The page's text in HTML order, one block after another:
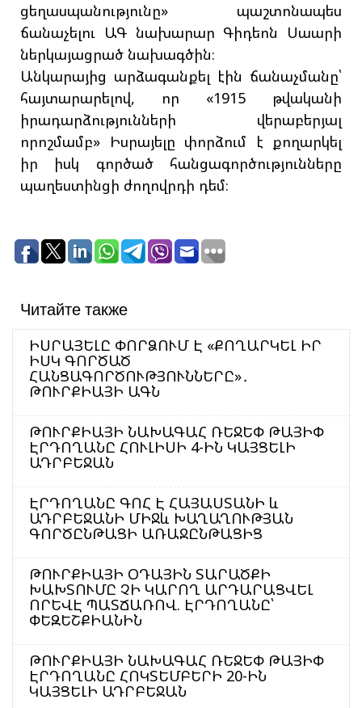
ցեղասպանությունը» պաշտոնապես
ճանաչելու ԱԳ նախարար Գիդեոն Սաարի
ներկայացրած նախագծին։
Անկարայից արձագանքել էին ճանաչմանը՝
հայտարարելով, որ «1915 թվականի
իրադարձությունների վերաբերյալ
որոշմամբ» Իսրայելը փորձում է քողարկել
իր իսկ գործած հանցագործությունները
պաղեստինցի ժողովրդի դեմ։
Читайте также
ԻՍՐԱՅԵԼԸ ՓՈՐՁՈՒՄ Է «ՔՈՂԱՐԿԵԼ ԻՐ
ԻՍԿ ԳՈՐԾԱԾ
ՀԱՆՑԱԳՈՐԾՈՒԹՅՈՒՆՆԵՐԸ»․
ԹՈՒՐՔԻԱՅԻ ԱԳՆ
ԹՈՒՐՔԻԱՅԻ ՆԱԽԱԳԱՀ ՌԵՋԵՓ ԹԱՅԻՓ
ԷՐԴՈՂԱՆԸ ՀՈՒԼԻՍԻ 4-ԻՆ ԿԱՅՑԵԼԻ
ԱԴՐԲԵՋԱՆ
ԷՐԴՈՂԱՆԸ ԳՈՀ Է ՀԱՅԱՍՏԱՆԻ և
ԱԴՐԲԵՋԱՆԻ ՄԻՋև ԽԱՂԱՂՈՒԹՅԱՆ
ԳՈՐԾԸՆԹԱՑԻ ԱՌԱՋԸՆԹԱՑԻՑ
ԹՈՒՐՔԻԱՅԻ ՕԴԱՅԻՆ ՏԱՐԱԾՔԻ
ԽԱԽՏՈՒՄԸ ՉԻ ԿԱՐՈՂ ԱՐԴԱՐԱՑՎԵԼ
ՈՐԵՎԷ ՊԱՏՃԱՌՈՎ. ԷՐԴՈՂԱՆԸ՝
ՓԵԶԵՇՔԻԱՆԻՆ
ԹՈՒՐՔԻԱՅԻ ՆԱԽԱԳԱՀ ՌԵՋԵՓ ԹԱՅԻՓ
ԷՐԴՈՂԱՆԸ ՀՈԿՏԵՄԲԵՐԻ 20-ԻՆ
ԿԱՅՑԵԼԻ ԱԴՐԲԵՋԱՆ